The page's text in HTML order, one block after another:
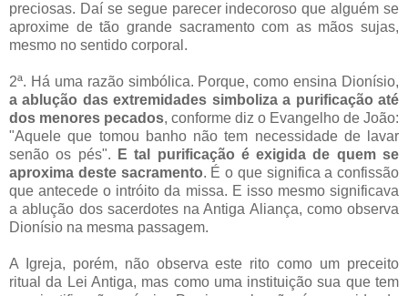
preciosas. Daí se segue parecer indecoroso que alguém se
aproxime de tão grande sacramento com as mãos sujas,
mesmo no sentido corporal.
2ª. Há uma razão simbólica. Porque, como ensina Dionísio,
a ablução das extremidades simboliza a purificação até
dos menores pecados, conforme diz o Evangelho de João:
"Aquele que tomou banho não tem necessidade de lavar
senão os pés".
E tal purificação é exigida de quem se
aproxima deste sacramento. É o que significa a confissão
que antecede o intróito da missa. E isso mesmo significava
a ablução dos sacerdotes na Antiga Aliança, como observa
Dionísio na mesma passagem.
A Igreja, porém, não observa este rito como um preceito
ritual da Lei Antiga, mas como uma instituição sua que tem